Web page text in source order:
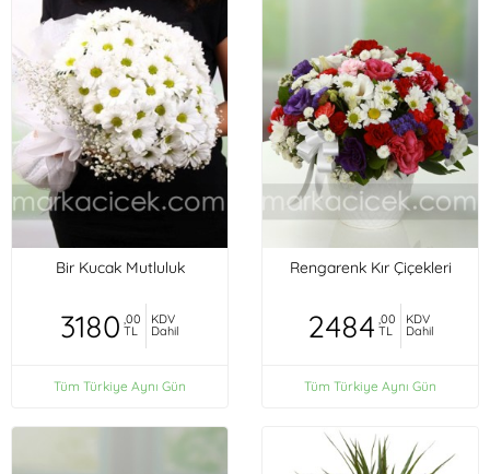
Bir Kucak Mutluluk
3180 ,00
TL
KDV
Dahil
Tüm Türkiye Aynı Gün
Rengarenk Kır Çiçekleri
2484 ,00
TL
KDV
Dahil
Tüm Türkiye Aynı Gün